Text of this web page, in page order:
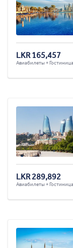
LKR 165,457
Авиабилеты +
LKR 289,892
Авиабилеты +